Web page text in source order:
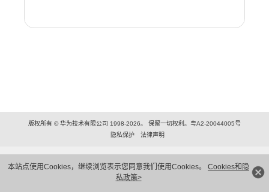
本站点使用Cookies，继续浏览表示您同意我们使用Cookies。 Cookies和隐
私政策>
版权所有 © 华为技术有限公司 1998-2026。 保留一切权利。粤A2-20044005号
隐私保护
法律声明